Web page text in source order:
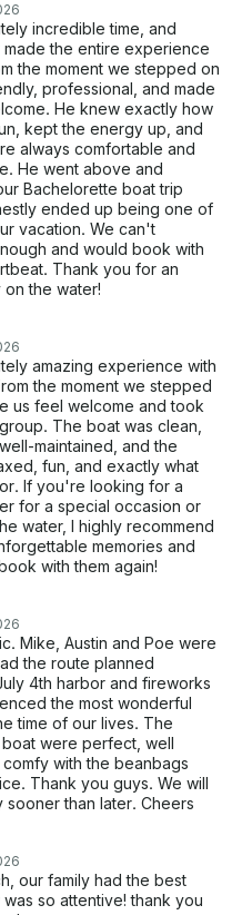
incredible time, and
made the entire experience
the moment we stepped on
professional, and made
He knew exactly how
kept the energy up, and
always comfortable and
He went above and
Bachelorette boat trip
ended up being one of
vacation. We can't
and would book with
Thank you for an
the water!
amazing experience with
the moment we stepped
us feel welcome and took
The boat was clean,
maintained, and the
fun, and exactly what
If you're looking for a
for a special occasion or
water, I highly recommend
memories and
with them again!
Mike, Austin and Poe were
the route planned
4th harbor and fireworks
the most wonderful
time of our lives. The
were perfect, well
with the beanbags
Thank you guys. We will
than later. Cheers
our family had the best
so attentive! thank you